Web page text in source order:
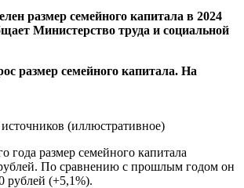
размер семейного капитала в 2024
Министерство труда и социальной
(иллюстративное)
года размер семейного капитала
рублей. По сравнению с прошлым годом он
рублей (+5,1%).